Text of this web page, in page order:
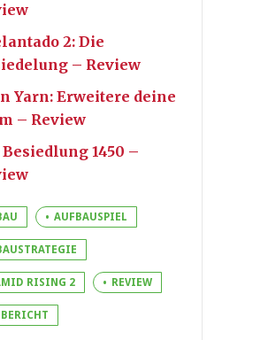
2: Die
– Review
Yarn: Erweitere deine
– Review
1450 –
AUFBAUSPIEL
RISING 2 REVIEW